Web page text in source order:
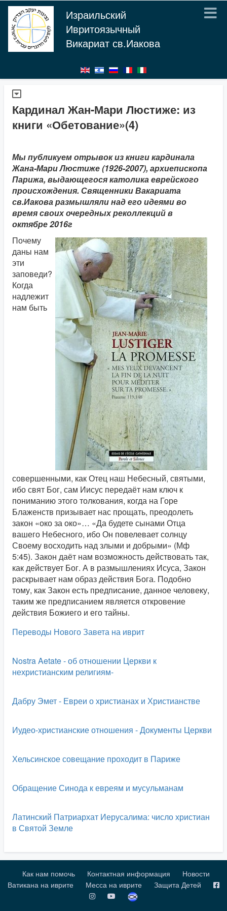
Израильский
Ивритоязычный
Викариат св.Иакова
Кардинал Жан-Мари Люстиже: из
книги «Обетование»(4)
Мы публикуем отрывок из книги кардинала
Жана-Мари Люстиже (1926-2007), архиепископа
Парижа, выдающегося католика еврейского
происхождения. Священники Вакариата
св.Иакова размышляли над его идеями во
время своих очередных реколлекций в
октябре 2016г
Почему
даны нам
эти
заповеди?
Когда
надлежит
нам быть
совершенными, как Отец наш Небесный, святыми,
ибо свят Бог, сам Иисус передаёт нам ключ к
пониманию этого толкования, когда на Горе
Блаженств призывает нас прощать, преодолеть
закон «око за око»… «Да будете сынами Отца
вашего Небесного, ибо Он повелевает солнцу
Своему восходить над злыми и добрыми» (Мф
5:45). Закон даёт нам возможность действовать так,
как действует Бог. А в размышлениях Исуса, Закон
раскрывает нам образ действия Бога. Подобно
тому, как Закон есть предписание, данное человеку,
таким же предписанием является откровение
действия Божиего и его тайны.
Переводы Нового Завета на иврит
Nostra Aetate - об отношении Церкви к
нехристианским религиям-
Дабру Эмет - Евреи о христианах и Христианстве
Иудео-христианские отношения - Документы Церкви
Хельсинское совещание проходит в Париже
Обращение Синода к евреям и мусульманам
Латинский Патриархат Иерусалима: число христиан
в Святой Земле
Как нам помочь Контактная информация
Новости
Ватикана на иврите
Месса на иврите Защита Детей